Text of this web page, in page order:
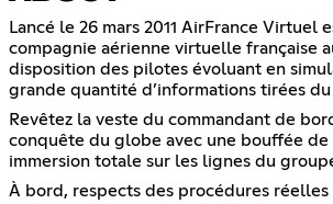
Lancé le 26 mars 2011 AirFrance Virtuel
compagnie aérienne virtuelle française
disposition des pilotes évoluant en
grande quantité d’informations tirées
Revêtez la veste du commandant de
conquête du globe avec une bouffée de
immersion totale sur les lignes du
À bord, respects des procédures